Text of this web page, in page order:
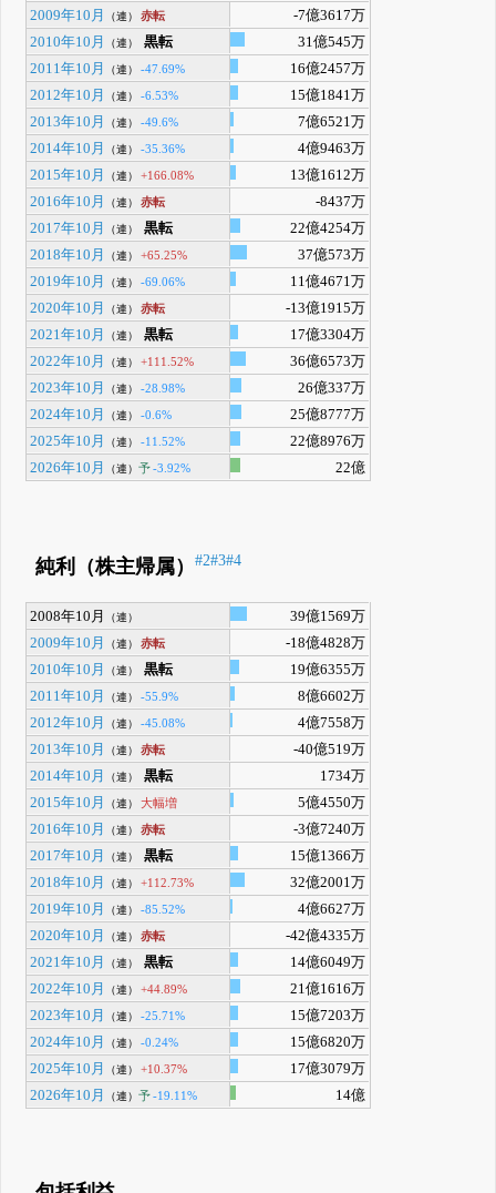
2009年10月
（連） 赤転
-7億3617万
2010年10月
（連） 黒転
31億545万
2011年10月
（連） -47.69%
16億2457万
2012年10月
（連） -6.53%
15億1841万
2013年10月
（連） -49.6%
7億6521万
2014年10月
（連） -35.36%
4億9463万
2015年10月
（連） +166.08%
13億1612万
2016年10月
（連） 赤転
-8437万
2017年10月
（連） 黒転
22億4254万
2018年10月
（連） +65.25%
37億573万
2019年10月
（連） -69.06%
11億4671万
2020年10月
（連） 赤転
-13億1915万
2021年10月
（連） 黒転
17億3304万
2022年10月
（連） +111.52%
36億6573万
2023年10月
（連） -28.98%
26億337万
2024年10月
（連） -0.6%
25億8777万
2025年10月
（連） -11.52%
22億8976万
2026年10月
（連）予-3.92% 22億
純利（株主帰属）#2#3#4
2008年10月 （連）
39億1569万
2009年10月
（連） 赤転
-18億4828万
2010年10月
（連） 黒転
19億6355万
2011年10月
（連） -55.9%
8億6602万
2012年10月
（連） -45.08%
4億7558万
2013年10月
（連） 赤転
-40億519万
2014年10月
（連） 黒転
1734万
2015年10月
（連） 大幅増
5億4550万
2016年10月
（連） 赤転
-3億7240万
2017年10月
（連） 黒転
15億1366万
2018年10月
（連） +112.73%
32億2001万
2019年10月
（連） -85.52%
4億6627万
2020年10月
（連） 赤転
-42億4335万
2021年10月
（連） 黒転
14億6049万
2022年10月
（連） +44.89%
21億1616万
2023年10月
（連） -25.71%
15億7203万
2024年10月
（連） -0.24%
15億6820万
2025年10月
（連） +10.37%
17億3079万
2026年10月
（連）予-19.11% 14億